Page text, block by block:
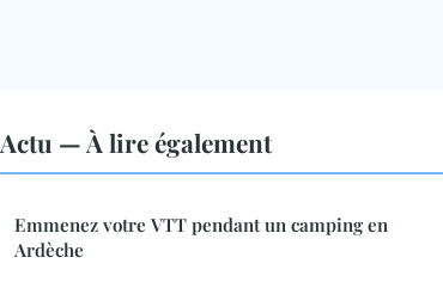
Actu — À lire également
Emmenez votre VTT pendant un camping en
Ardèche